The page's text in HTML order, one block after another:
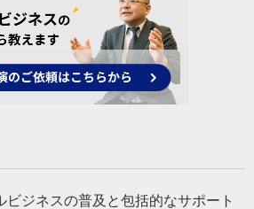
ビジネスの普及と包括的なサポート